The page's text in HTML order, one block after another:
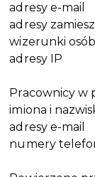
adresy e-mail
adresy
wizerunki
adresy IP
Pracownicy w
imiona i
adresy e-mail
numery